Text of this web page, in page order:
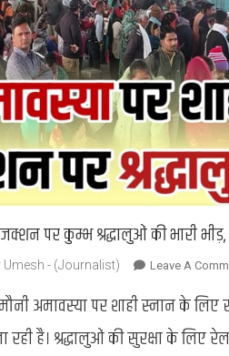
पर कुम्भ श्रद्धालुओं की भारी
Umesh - (Journalist) Leave A
अमावस्या पर शाही स्नान के
रही है। श्रद्धालुओं की सुरक्षा के